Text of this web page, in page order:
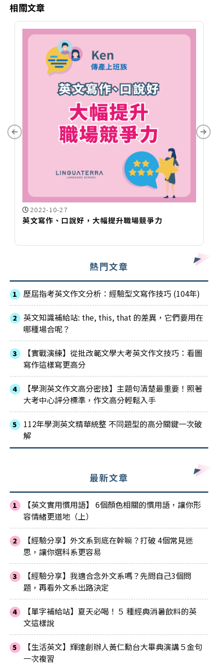
相關文章
2022-10-27
英文寫作、口說好，大幅提升職場競爭力
熱門文章
歷屆指考英文作文分析：經驗型文寫作技巧 (104年)
英文知識補給站: the, this, that 的差異，它們要用在
哪種場合呢？
【實戰演練】從批改範文學大考英文作文技巧：看圖
寫作這樣寫更高分
【學測英文作文高分密技】主題句清楚最重要！照著
大考中心評分標準，作文高分輕鬆入手
112年學測英文精華統整 不同題型的高分關鍵一次破
解
最新文章
【英文實用慣用語】 6個顏色相關的慣用語，讓你形
容情緒更道地（上）
【經驗分享】外文系到底在幹嘛？打破 4個常見迷
思，讓你選科系更容易
【經驗分享】我適合念外文系嗎？先問自己3個問
題，再看外文系出路決定
【單字補給站】夏天必喝！５ 種經典消暑飲料的英
文這樣說
【生活英文】輝達創辦人黃仁勳台大畢典演講５金句
一次複習